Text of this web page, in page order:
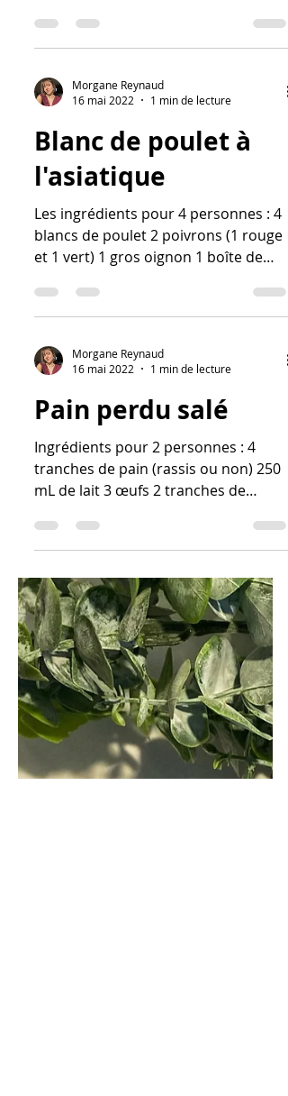
Morgane Reynaud
16 mai 2022
1 min de lecture
Blanc de poulet à
l'asiatique
Les ingrédients pour 4 personnes : 4
blancs de poulet 2 poivrons (1 rouge
et 1 vert) 1 gros oignon 1 boîte de
Morgane Reynaud
16 mai 2022
1 min de lecture
Pain perdu salé
Ingrédients pour 2 personnes : 4
tranches de pain (rassis ou non) 250
mL de lait 3 œufs 2 tranches de
beurre...